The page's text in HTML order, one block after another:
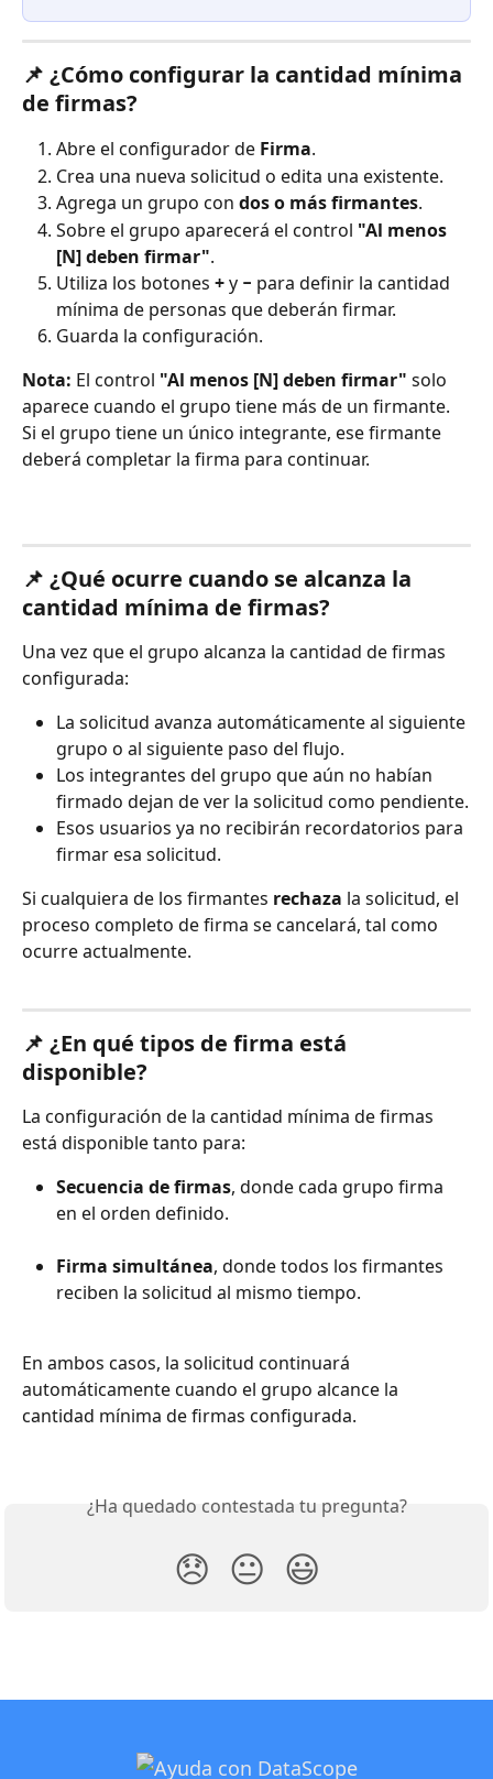
📌 ¿Cómo configurar la cantidad mínima
de firmas?
Abre el configurador de Firma.
Crea una nueva solicitud o edita una existente.
Agrega un grupo con dos o más firmantes.
Sobre el grupo aparecerá el control "Al menos
[N] deben firmar".
Utiliza los botones + y − para definir la cantidad
mínima de personas que deberán firmar.
Guarda la configuración.
Nota: El control "Al menos [N] deben firmar" solo
aparece cuando el grupo tiene más de un firmante.
Si el grupo tiene un único integrante, ese firmante
deberá completar la firma para continuar.
📌 ¿Qué ocurre cuando se alcanza la
cantidad mínima de firmas?
Una vez que el grupo alcanza la cantidad de firmas
configurada:
La solicitud avanza automáticamente al siguiente
grupo o al siguiente paso del flujo.
Los integrantes del grupo que aún no habían
firmado dejan de ver la solicitud como pendiente.
Esos usuarios ya no recibirán recordatorios para
firmar esa solicitud.
Si cualquiera de los firmantes rechaza la solicitud, el
proceso completo de firma se cancelará, tal como
ocurre actualmente.
📌 ¿En qué tipos de firma está
disponible?
La configuración de la cantidad mínima de firmas
está disponible tanto para:
Secuencia de firmas, donde cada grupo firma
en el orden definido.
Firma simultánea, donde todos los firmantes
reciben la solicitud al mismo tiempo.
En ambos casos, la solicitud continuará
automáticamente cuando el grupo alcance la
cantidad mínima de firmas configurada.
¿Ha quedado contestada tu pregunta?
😞 😐 😃